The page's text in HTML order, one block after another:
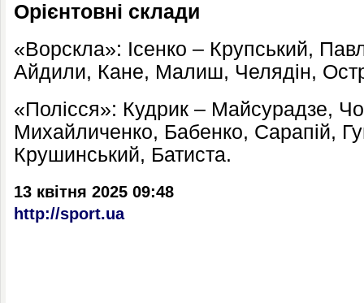
Орієнтовні склади
«Ворскла»: Ісенко – Крупський,
Айдили, Кане, Малиш, Челядін,
«Полісся»: Кудрик – Майсурадзе,
Михайличенко, Бабенко, Сарапій,
Крушинський, Батиста.
13 квітня 2025 09:48
http://sport.ua